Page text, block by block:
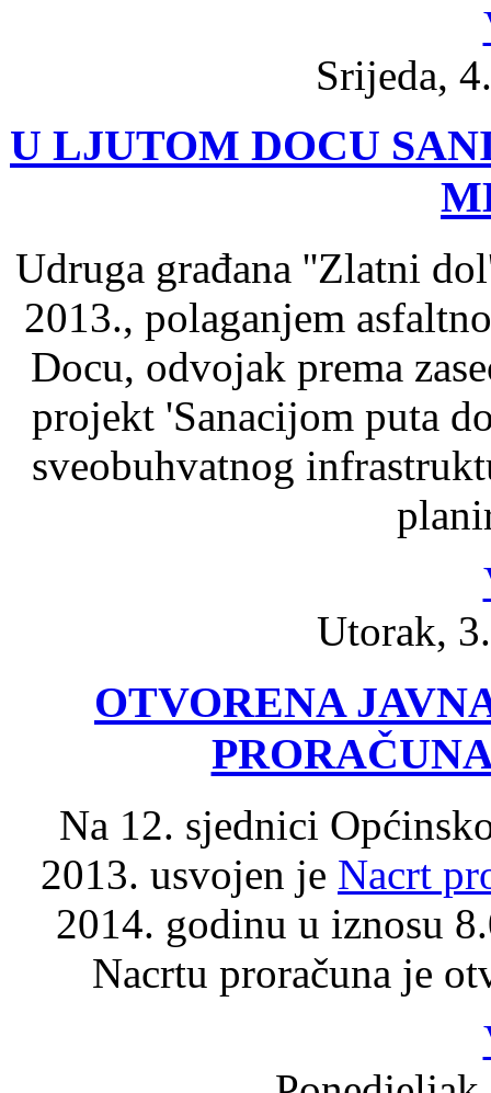
Srijeda,
U LJUTOM DOCU
Udruga građana ''Zlatni
2013., polaganjem
Docu, odvojak prema
projekt 'Sanacijom puta
sveobuhvatnog
Utorak,
OTVORENA
Na 12. sjednici
2013. usvojen je Nacrt
2014. godinu u iznosu
Nacrtu proračuna je